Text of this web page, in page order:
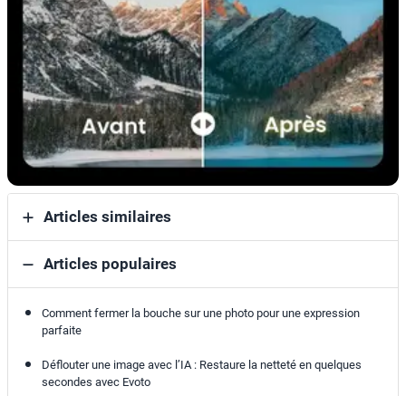
Articles similaires
Articles populaires
Comment fermer la bouche sur une photo pour une expression
parfaite
Déflouter une image avec l’IA : Restaure la netteté en quelques
secondes avec Evoto